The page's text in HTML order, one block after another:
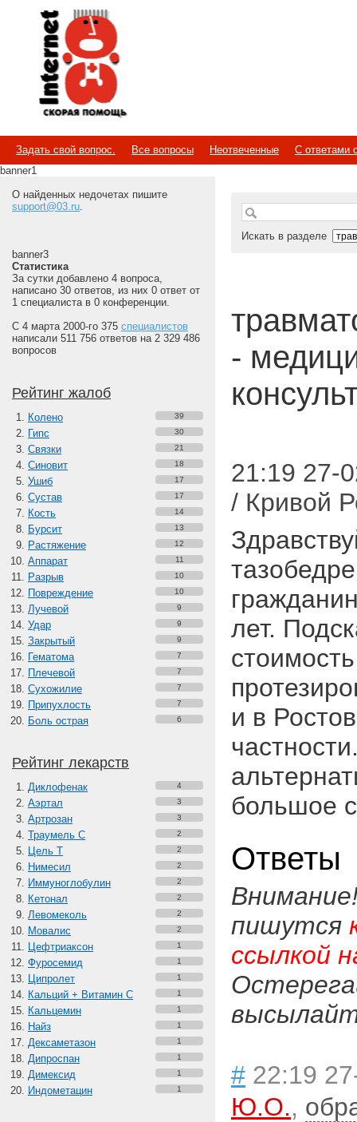
Internet
Скорая помощь
Задать свой вопрос. Все вопросы Неотвеченные
С ответами
banner1
О найденных недочетах пишите
support@03.ru.
banner3
Статистика
За сутки добавлено 4 вопроса,
написано 30 ответов, из них 0 ответ от
1 специалиста в 0 конференции.
С 4 марта 2000-го 375 специалистов
написали 511 756 ответов на 2 329 486
вопросов
Рейтинг жалоб
Колено 39
Гипс 30
Связки 21
Синовит 18
Ушиб 17
Сустав 17
Кость 14
Бурсит 13
Растяжение 12
Аппарат 11
Разрыв 10
Повреждение 10
Лучевой 9
Удар 9
Закрытый 9
Гематома 7
Плечевой 7
Сухожилие 7
Припухлость 7
Боль острая 6
Рейтинг лекарств
Диклофенак 4
Аэртал 3
Артрозан 3
Траумель С 2
Цель Т 2
Нимесил 2
Иммуноглобулин 2
Кетонал 2
Левомеколь 2
Мовалис 2
Цефтриаксон 1
Фуросемид 1
Ципролет 1
Кальций + Витамин C 1
Кальцемин 1
Найз 1
Дексаметазон 1
Дипроспан 1
Димексид 1
Индометацин 1
Искать в разделе
-
21:19 27-
/ Кривой
лет.
и в
большое
Ответы
пишутся
ссылкой
# 22:19
Ю.О.,